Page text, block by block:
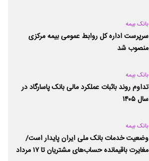
بانک بیمه
سرپرست اداره کل روابط عمومی بیمه مرکزی
منصوب شد
بانک بیمه
تداوم روند باثبات عملکرد مالی بانک پاسارگاد در
سال ۱۴۰۵
بانک بیمه
وضعیت خدمات بانک ملی ایران پایدار است/
مغایرت‌ باقیمانده حساب‌های مشتریان تا ۱۷ مرداد